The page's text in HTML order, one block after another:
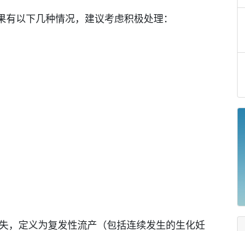
以下几种情况，建议考虑积极处理：
，定义为复发性流产（包括连续发生的生化妊